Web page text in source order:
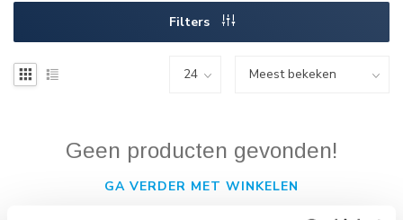
Filters
Geen producten gevonden!
GA VERDER MET WINKELEN